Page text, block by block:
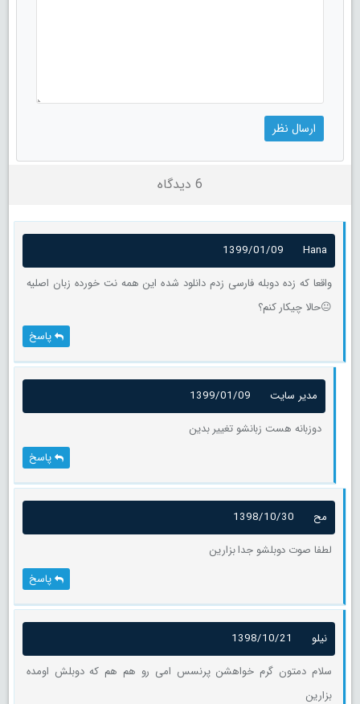
6 دیدگاه
Hana
1399/01/09
واقعا که زده دوبله فارسی زدم دانلود شده این همه نت خورده زبان اصلیه
😐حالا چیکار کنم؟
پاسخ
مدیر سایت
1399/01/09
دوزبانه هست زبانشو تغییر بدین
پاسخ
مح
1398/10/30
لطفا صوت دوبلشو جدا بزارین
پاسخ
نیلو
1398/10/21
سلام دمتون گرم خواهشن پرنسس امی رو هم هم که دوبلش اومده
بزارین